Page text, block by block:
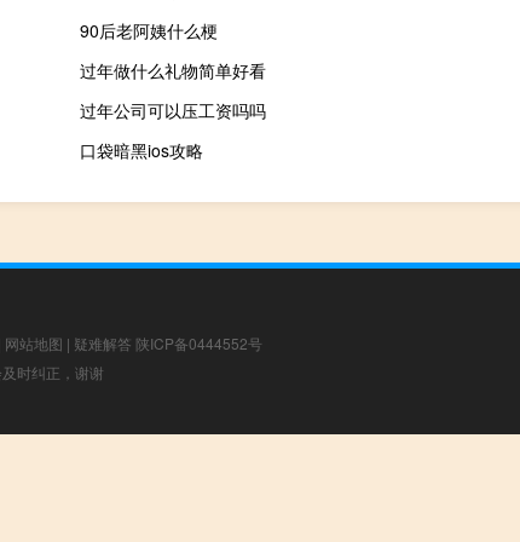
90后老阿姨什么梗
过年做什么礼物简单好看
过年公司可以压工资吗吗
口袋暗黑ios攻略
网站地图 | 疑难解答 陕ICP备0444552号
时纠正，谢谢